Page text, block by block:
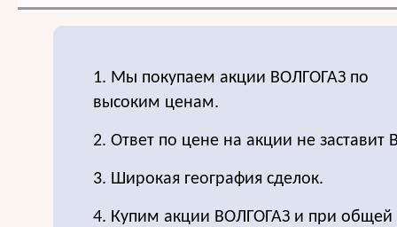
1. Мы покупаем акции ВОЛГОГАЗ по
высоким ценам.
2. Ответ по цене на акции не заставит
3. Широкая география сделок.
4. Купим акции ВОЛГОГАЗ и при общей